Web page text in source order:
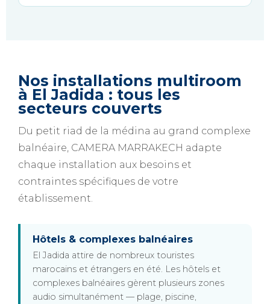
Nos installations multiroom
à El Jadida : tous les
secteurs couverts
Du petit riad de la médina au grand complexe
balnéaire, CAMERA MARRAKECH adapte
chaque installation aux besoins et
contraintes spécifiques de votre
établissement.
Hôtels & complexes balnéaires
El Jadida attire de nombreux touristes
marocains et étrangers en été. Les hôtels et
complexes balnéaires gèrent plusieurs zones
audio simultanément — plage, piscine,